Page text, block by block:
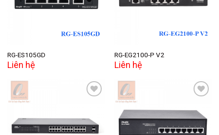
RG-ES105GD
Liên hệ
RG-EG2100-P V2
Liên hệ
Add to
wishlist
Add to
wishlist